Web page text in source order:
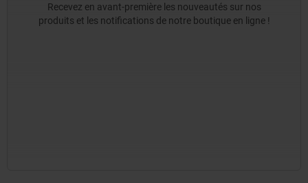
Recevez en avant-première les nouveautés sur nos
produits et les notifications de notre boutique en ligne !